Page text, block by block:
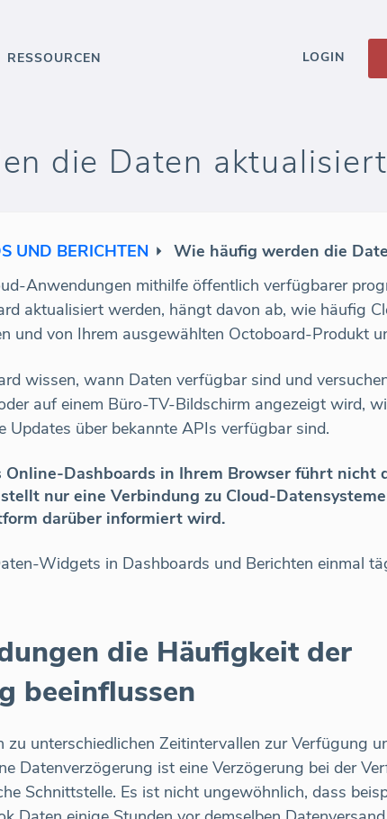
RESSOURCEN LOGIN
die Daten
UND BERICHTEN
Wie häufig werden die
Anwendungen mithilfe öffentlich verfügbarer
aktualisiert werden, hängt davon ab, wie häufig
und von Ihrem ausgewählten Octoboard-Produkt
wissen, wann Daten verfügbar sind und
auf einem Büro-TV-Bildschirm angezeigt wird,
Updates über bekannte APIs verfügbar sind.
Dashboards in Ihrem Browser führt nicht
nur eine Verbindung zu Cloud-
darüber informiert wird.
Widgets in Dashboards und Berichten einmal
die Häufigkeit der
beeinflussen
unterschiedlichen Zeitintervallen zur Verfügung
Datenverzögerung ist eine Verzögerung bei der
Schnittstelle. Es ist nicht ungewöhnlich, dass